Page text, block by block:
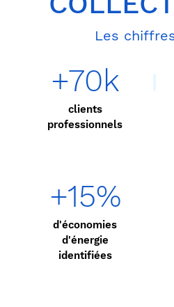
Les
+70k
clients
professionnels
+15%
d'économies
d'énergie
identifiées